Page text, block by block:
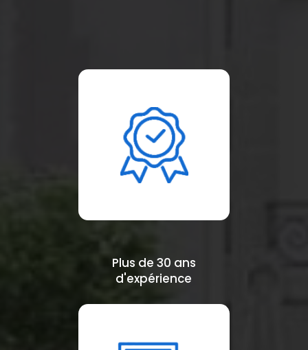
Plus de 30 ans
d'expérience